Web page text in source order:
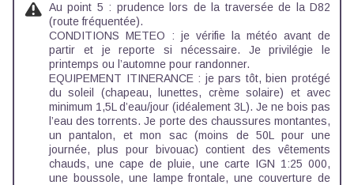
Au point 5 : prudence lors de la traversée de la D82
(route fréquentée).
CONDITIONS METEO : je vérifie la météo avant de
partir et je reporte si nécessaire. Je privilégie le
printemps ou l’automne pour randonner.
EQUIPEMENT ITINERANCE : je pars tôt, bien protégé
du soleil (chapeau, lunettes, crème solaire) et avec
minimum 1,5L d’eau/jour (idéalement 3L). Je ne bois pas
l’eau des torrents. Je porte des chaussures montantes,
un pantalon, et mon sac (moins de 50L pour une
journée, plus pour bivouac) contient des vêtements
chauds, une cape de pluie, une carte IGN 1:25 000,
une boussole, une lampe frontale, une couverture de